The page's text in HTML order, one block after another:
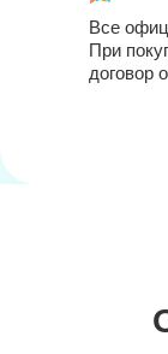
Все
При
договор